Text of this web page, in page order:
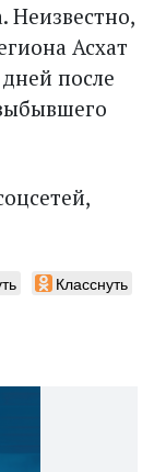
Неизвестно,
Асхат
после
Класснуть